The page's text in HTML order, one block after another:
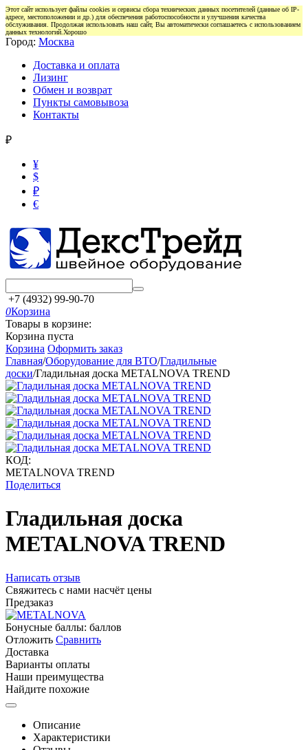
Этот сайт использует файлы cookies и сервисы сбора технических данных посетителей (данные об IP-
адресе, местоположении и др.) для обеспечения работоспособности и улучшения качества
обслуживания. Продолжая использовать наш сайт, Вы автоматически соглашаетесь с использованием
данных технологий. Хорошо
Город: Москва
Доставка и оплата
Лизинг
Обмен и возврат
Пункты самовывоза
Контакты
₽
¥
$
₽
€
+7 (4932) 99-90-70
0Корзина
Товары в корзине:
Корзина пуста
Корзина Оформить заказ
Главная/Оборудование для ВТО/Гладильные
доски/Гладильная доска METALNOVA TREND
КОД:
METALNOVA TREND
Поделиться
Гладильная доска
METALNOVA TREND
Написать отзыв
Свяжитесь с нами насчёт цены
Предзаказ
Бонусные баллы: баллов
Отложить Сравнить
Доставка
Варианты оплаты
Наши преимущества
Найдите похожие
Описание
Характеристики